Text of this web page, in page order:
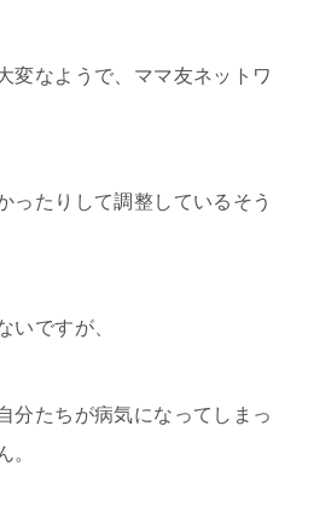
変なようで、ママ友ネットワ
ったりして調整しているそう
いですが、
分たちが病気になってしまっ
。